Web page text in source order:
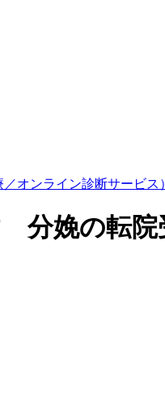
オンライン診断サービス）
分娩の転